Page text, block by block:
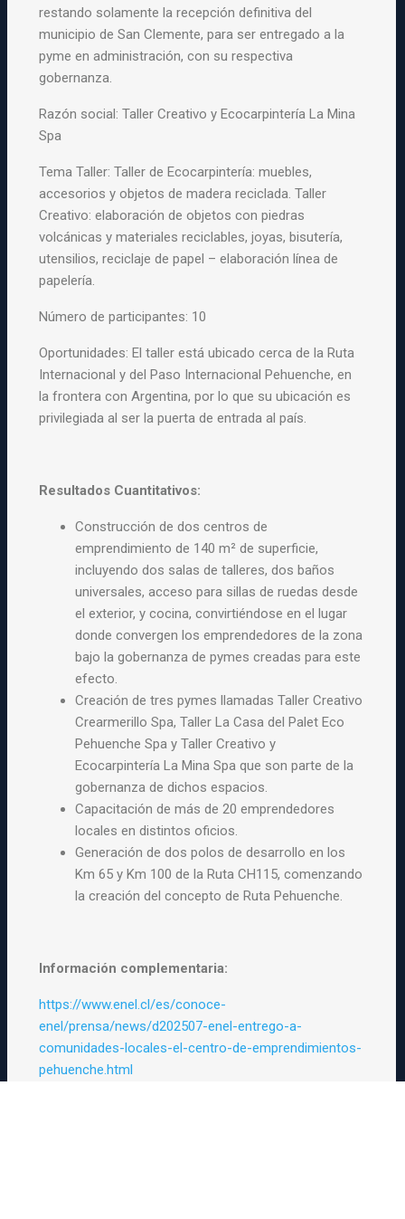
restando solamente la recepción definitiva del
municipio de San Clemente, para ser entregado a la
pyme en administración, con su respectiva
gobernanza.
Razón social: Taller Creativo y Ecocarpintería La Mina
Spa
Tema Taller: Taller de Ecocarpintería: muebles,
accesorios y objetos de madera reciclada. Taller
Creativo: elaboración de objetos con piedras
volcánicas y materiales reciclables, joyas, bisutería,
utensilios, reciclaje de papel – elaboración línea de
papelería.
Número de participantes: 10
Oportunidades: El taller está ubicado cerca de la Ruta
Internacional y del Paso Internacional Pehuenche, en
la frontera con Argentina, por lo que su ubicación es
privilegiada al ser la puerta de entrada al país.
Resultados Cuantitativos:
Construcción de dos centros de
emprendimiento de 140 m² de superficie,
incluyendo dos salas de talleres, dos baños
universales, acceso para sillas de ruedas desde
el exterior, y cocina, convirtiéndose en el lugar
donde convergen los emprendedores de la zona
bajo la gobernanza de pymes creadas para este
efecto.
Creación de tres pymes llamadas Taller Creativo
Crearmerillo Spa, Taller La Casa del Palet Eco
Pehuenche Spa y Taller Creativo y
Ecocarpintería La Mina Spa que son parte de la
gobernanza de dichos espacios.
Capacitación de más de 20 emprendedores
locales en distintos oficios.
Generación de dos polos de desarrollo en los
Km 65 y Km 100 de la Ruta CH115, comenzando
la creación del concepto de Ruta Pehuenche.
Información complementaria:
https://www.enel.cl/es/conoce-
enel/prensa/news/d202507-enel-entrego-a-
comunidades-locales-el-centro-de-emprendimientos-
pehuenche.html